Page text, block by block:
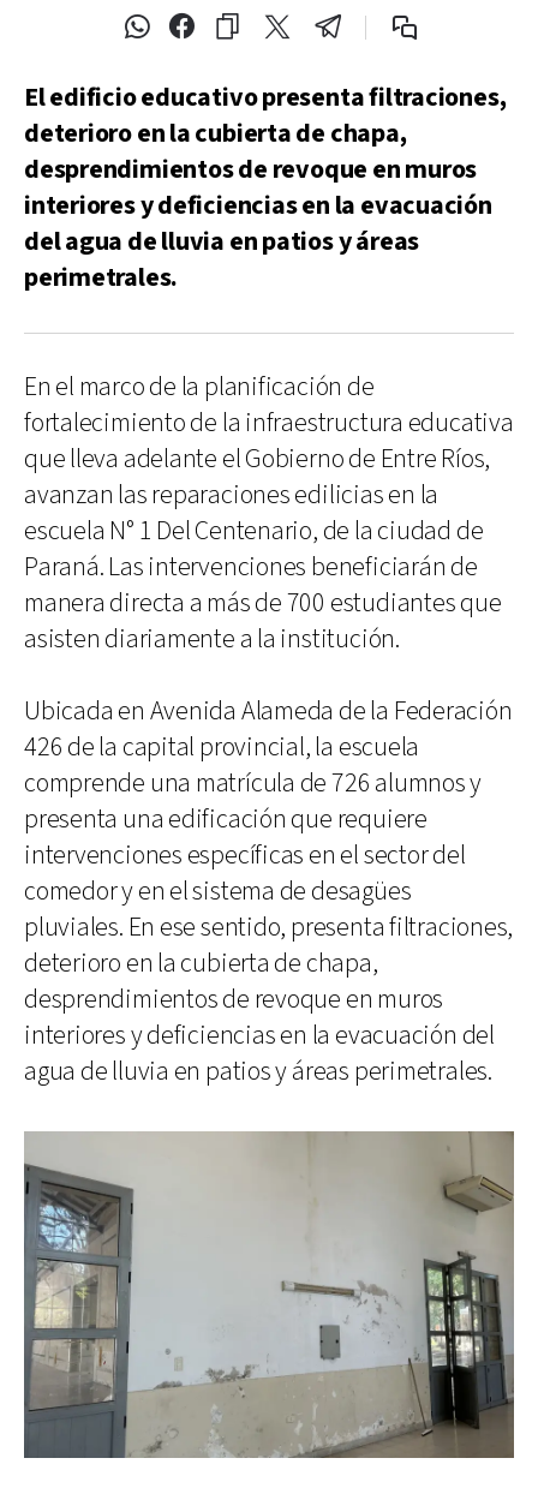
El edificio educativo presenta filtraciones,
deterioro en la cubierta de chapa,
desprendimientos de revoque en muros
interiores y deficiencias en la evacuación
del agua de lluvia en patios y áreas
perimetrales.
En el marco de la planificación de
fortalecimiento de la infraestructura educativa
que lleva adelante el Gobierno de Entre Ríos,
avanzan las reparaciones edilicias en la
escuela N° 1 Del Centenario, de la ciudad de
Paraná. Las intervenciones beneficiarán de
manera directa a más de 700 estudiantes que
asisten diariamente a la institución.
Ubicada en Avenida Alameda de la Federación
426 de la capital provincial, la escuela
comprende una matrícula de 726 alumnos y
presenta una edificación que requiere
intervenciones específicas en el sector del
comedor y en el sistema de desagües
pluviales. En ese sentido, presenta filtraciones,
deterioro en la cubierta de chapa,
desprendimientos de revoque en muros
interiores y deficiencias en la evacuación del
agua de lluvia en patios y áreas perimetrales.